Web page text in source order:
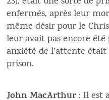
enfermés, après leur
même désir pour le
leur avait pas encore
anxiété de l’attente
prison.
John MacArthur : Il est